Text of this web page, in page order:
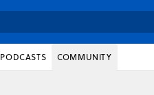
PODCASTS COMMUNITY